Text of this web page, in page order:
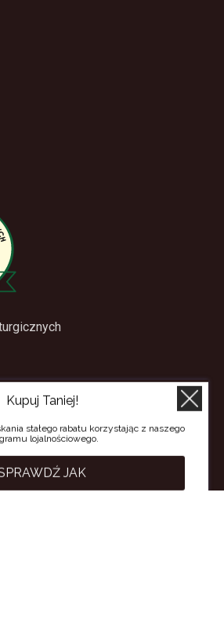
stałego rabatu korzystając z naszego
lojalnościowego.
JAK